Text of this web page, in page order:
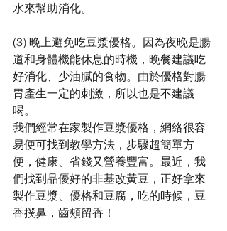
水來幫助消化。
(3) 晚上避免吃豆漿優格。因為夜晚是腸
道和身體機能休息的時機，晚餐建議吃
好消化、少油膩的食物。由於優格對腸
胃產生一定的刺激，所以也是不建議
喝。
我們經常在家製作豆漿優格，網絡很容
易便可找到教學方法，步驟超簡單方
便，健康、省錢又營養豐富。最近，我
們找到品優好的非基改黃豆，正好拿來
製作豆漿、優格和豆腐，吃的時候，豆
香撲鼻，齒頰留香！